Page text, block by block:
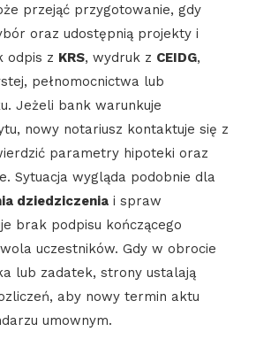
przejąć przygotowanie, gdy
oraz udostępnią projekty i
odpis z KRS, wydruk z CEIDG,
pełnomocnictwa lub
Jeżeli bank warunkuje
nowy notariusz kontaktuje się z
parametry hipoteki oraz
Sytuacja wygląda podobnie dla
dziedziczenia i spraw
brak podpisu kończącego
uczestników. Gdy w obrocie
lub zadatek, strony ustalają
aby nowy termin aktu
umownym.